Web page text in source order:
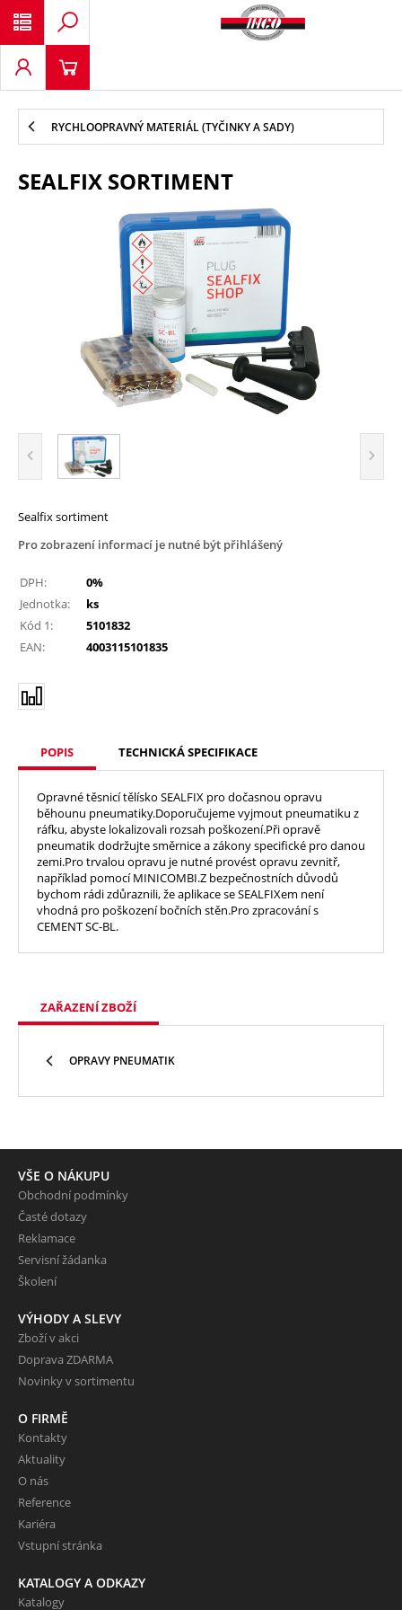
RYCHLOOPRAVNÝ MATERIÁL (TYČINKY A SADY)
SEALFIX SORTIMENT
Sealfix sortiment
Pro zobrazení informací je nutné být přihlášený
DPH:
0%
Jednotka:
ks
Kód 1:
5101832
EAN:
4003115101835
POPIS TECHNICKÁ SPECIFIKACE
Opravné těsnicí tělísko SEALFIX pro dočasnou opravu
běhounu pneumatiky.Doporučujeme vyjmout pneumatiku z
ráfku, abyste lokalizovali rozsah poškození.Při opravě
pneumatik dodržujte směrnice a zákony specifické pro danou
zemi.Pro trvalou opravu je nutné provést opravu zevnitř,
například pomocí MINICOMBI.Z bezpečnostních důvodů
bychom rádi zdůraznili, že aplikace se SEALFIXem není
vhodná pro poškození bočních stěn.Pro zpracování s
CEMENT SC-BL.
ZAŘAZENÍ ZBOŽÍ
OPRAVY PNEUMATIK
VŠE O NÁKUPU
Obchodní podmínky
Časté dotazy
Reklamace
Servisní žádanka
Školení
VÝHODY A SLEVY
Zboží v akci
Doprava ZDARMA
Novinky v sortimentu
O FIRMĚ
Kontakty
Aktuality
O nás
Reference
Kariéra
Vstupní stránka
KATALOGY A ODKAZY
Katalogy